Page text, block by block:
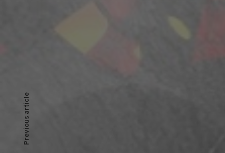
文
章Previous article